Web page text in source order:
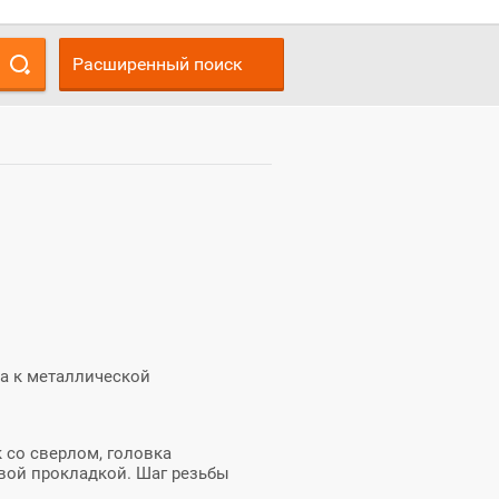
Расширенный поиск
к металлической
сверлом, головка
прокладкой. Шаг резьбы